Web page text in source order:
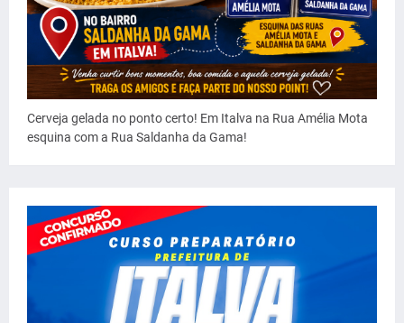
Cerveja gelada no ponto certo! Em Italva na Rua Amélia Mota
esquina com a Rua Saldanha da Gama!